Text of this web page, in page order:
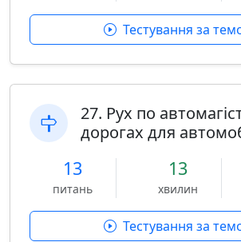
Тестування за
27. Рух по
дорогах для
13
питань
13
хвилин
Тестування за